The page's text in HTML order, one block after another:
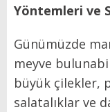
Yöntemleri ve
Günümüzde
meyve
büyük çilekler,
salatalıklar ve